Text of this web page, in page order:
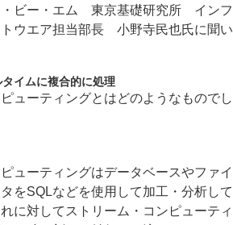
ビー・エム 東京基礎研究所 インフ
ウエア担当部長 小野寺民也氏に聞い
イムに複合的に処理
ューティングとはどのようなものでし
ューティングはデータベースやファイ
をSQLなどを使用して加工・分析して
に対してストリーム・コンピューティ